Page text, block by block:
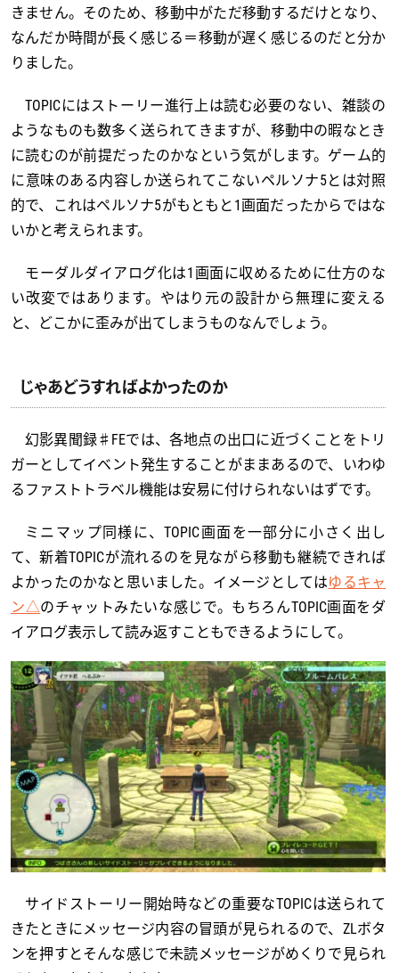
きません。そのため、移動中がただ移動するだけとなり、
なんだか時間が長く感じる＝移動が遅く感じるのだと分か
りました。
TOPICにはストーリー進行上は読む必要のない、雑談の
ようなものも数多く送られてきますが、移動中の暇なとき
に読むのが前提だったのかなという気がします。ゲーム的
に意味のある内容しか送られてこないペルソナ5とは対照
的で、これはペルソナ5がもともと1画面だったからではな
いかと考えられます。
モーダルダイアログ化は1画面に収めるために仕方のな
い改変ではあります。やはり元の設計から無理に変える
と、どこかに歪みが出てしまうものなんでしょう。
じゃあどうすればよかったのか
幻影異聞録♯FEでは、各地点の出口に近づくことをトリ
ガーとしてイベント発生することがままあるので、いわゆ
るファストトラベル機能は安易に付けられないはずです。
ミニマップ同様に、TOPIC画面を一部分に小さく出し
て、新着TOPICが流れるのを見ながら移動も継続できれば
よかったのかなと思いました。イメージとしてはゆるキャ
ン△のチャットみたいな感じで。もちろんTOPIC画面をダ
イアログ表示して読み返すこともできるようにして。
サイドストーリー開始時などの重要なTOPICは送られて
きたときにメッセージ内容の冒頭が見られるので、ZLボタ
ンを押すとそんな感じで未読メッセージがめくりで見られ